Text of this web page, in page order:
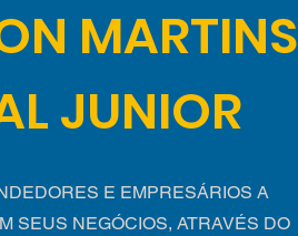
MARTINS
JUNIOR
E EMPRESÁRIOS A
SEUS NEGÓCIOS, ATRAVÉS DO